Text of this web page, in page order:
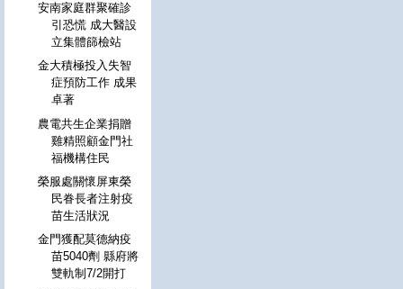
安南家庭群聚確診
引恐慌 成大醫設
立集體篩檢站
金大積極投入失智
症預防工作 成果
卓著
農電共生企業捐贈
雞精照顧金門社
福機構住民
榮服處關懷屏東榮
民眷長者注射疫
苗生活狀況
金門獲配莫德納疫
苗5040劑 縣府將
雙軌制7/2開打